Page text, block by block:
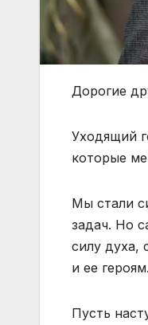
Дорогие
Уходящий
которые
Мы стали
задач. Но
силу духа,
и ее героям.
Пусть